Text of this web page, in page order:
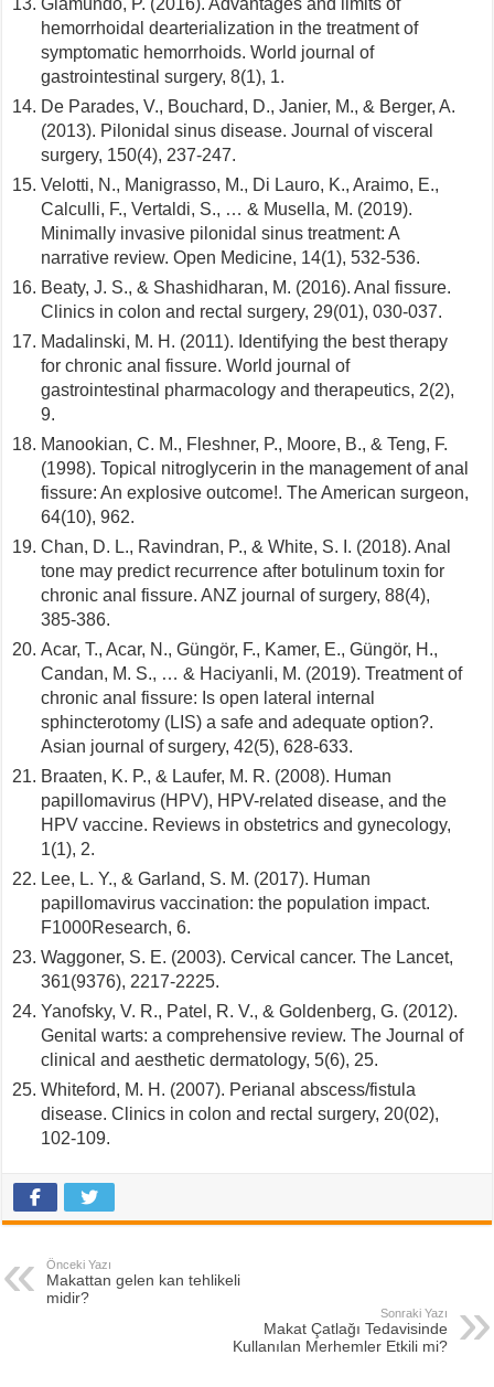
hemorrhoidal dearterialization in the treatment of
symptomatic hemorrhoids. World journal of
gastrointestinal surgery, 8(1), 1.
De Parades, V., Bouchard, D., Janier, M., & Berger, A.
(2013). Pilonidal sinus disease. Journal of visceral
surgery, 150(4), 237-247.
Velotti, N., Manigrasso, M., Di Lauro, K., Araimo, E.,
Calculli, F., Vertaldi, S., … & Musella, M. (2019).
Minimally invasive pilonidal sinus treatment: A
narrative review. Open Medicine, 14(1), 532-536.
Beaty, J. S., & Shashidharan, M. (2016). Anal fissure.
Clinics in colon and rectal surgery, 29(01), 030-037.
Madalinski, M. H. (2011). Identifying the best therapy
for chronic anal fissure. World journal of
gastrointestinal pharmacology and therapeutics, 2(2),
9.
Manookian, C. M., Fleshner, P., Moore, B., & Teng, F.
(1998). Topical nitroglycerin in the management of anal
fissure: An explosive outcome!. The American surgeon,
64(10), 962.
Chan, D. L., Ravindran, P., & White, S. I. (2018). Anal
tone may predict recurrence after botulinum toxin for
chronic anal fissure. ANZ journal of surgery, 88(4),
385-386.
Acar, T., Acar, N., Güngör, F., Kamer, E., Güngör, H.,
Candan, M. S., … & Haciyanli, M. (2019). Treatment of
chronic anal fissure: Is open lateral internal
sphincterotomy (LIS) a safe and adequate option?.
Asian journal of surgery, 42(5), 628-633.
Braaten, K. P., & Laufer, M. R. (2008). Human
papillomavirus (HPV), HPV-related disease, and the
HPV vaccine. Reviews in obstetrics and gynecology,
1(1), 2.
Lee, L. Y., & Garland, S. M. (2017). Human
papillomavirus vaccination: the population impact.
F1000Research, 6.
Waggoner, S. E. (2003). Cervical cancer. The Lancet,
361(9376), 2217-2225.
Yanofsky, V. R., Patel, R. V., & Goldenberg, G. (2012).
Genital warts: a comprehensive review. The Journal of
clinical and aesthetic dermatology, 5(6), 25.
Whiteford, M. H. (2007). Perianal abscess/fistula
disease. Clinics in colon and rectal surgery, 20(02),
102-109.
Önceki Yazı
Makattan gelen kan tehlikeli
midir?
Sonraki Yazı
Makat Çatlağı Tedavisinde
Kullanılan Merhemler Etkili mi?